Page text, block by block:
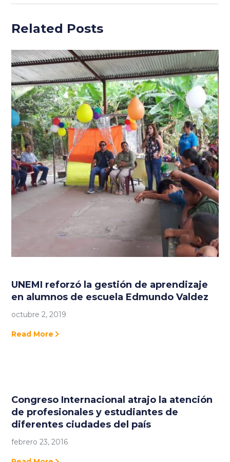
Related Posts
UNEMI reforzó la gestión de aprendizaje
en alumnos de escuela Edmundo Valdez
octubre 2, 2019
Read More
Congreso Internacional atrajo la atención
de profesionales y estudiantes de
diferentes ciudades del país
febrero 23, 2016